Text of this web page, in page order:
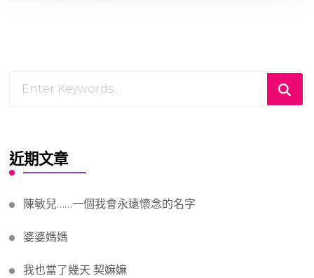
近期文章
陳敏兒……一個我會永遠懷念的名字
婆婆媽媽
我也當了幾天 契嫲嫲